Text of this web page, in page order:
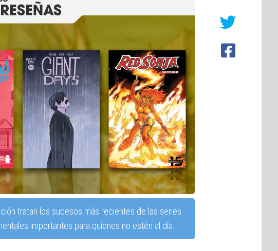
tratan los sucesos más recientes de las series
importantes para quienes no estén al día.